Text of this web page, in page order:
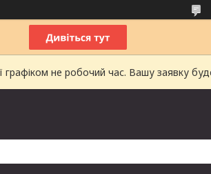
не робочий час. Вашу заявку